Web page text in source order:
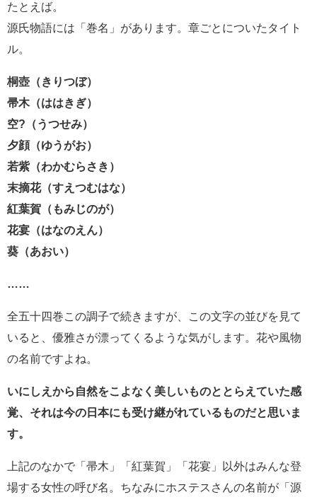
たとえば。
源氏物語には「巻名」があります。章ごとについたタイト
ル。
桐壺（きりつぼ）
帚木（ははきぎ）
空?（うつせみ）
夕顔（ゆうがお）
若紫（わかむらさき）
末摘花（すえつむはな）
紅葉賀（もみじのが）
花宴（はなのえん）
葵（あおい）
……
全五十四巻この調子で続きますが、この文字の並びを見て
いると、優雅さが漂ってくるような気がします。花や風物
の名前ですよね。
いにしえから自然をこよなく美しいものととらえていた感
覚、 それは今の日本にも受け継がれているものだと思いま
す。
上記のなかで「帚木」「紅葉賀」「花宴」以外はみんな登
場する女性の呼び名。ちなみにホステスさんの名前が「源